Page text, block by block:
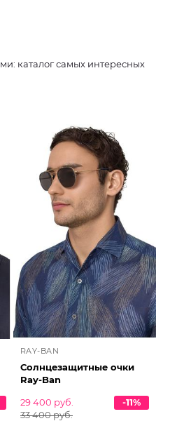
RAY-BAN
Солнцезащитные очки
Ray-Ban
29 400 руб.
33 400 руб.
-11%